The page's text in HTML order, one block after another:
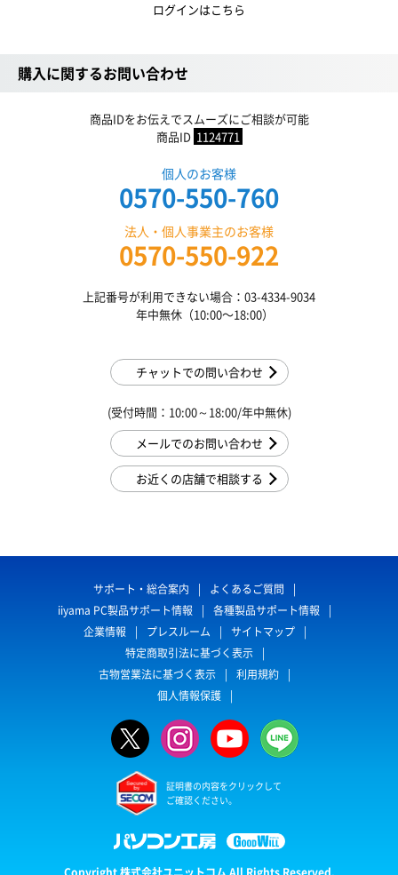
ログインはこちら
購入に関するお問い合わせ
商品IDをお伝えでスムーズにご相談が可能
商品ID 1124771
個人のお客様
0570-550-760
法人・個人事業主のお客様
0570-550-922
上記番号が利用できない場合：03-4334-9034
年中無休（10:00〜18:00）
チャットでの問い合わせ
(受付時間：10:00～18:00/年中無休)
メールでのお問い合わせ
お近くの店舗で相談する
サポート・総合案内
よくあるご質問
iiyama PC製品サポート情報
各種製品サポート情報
企業情報
プレスルーム
サイトマップ
特定商取引法に基づく表示
古物営業法に基づく表示
利用規約
個人情報保護
証明書の内容をクリックして
ご確認ください。